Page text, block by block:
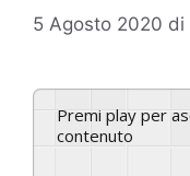
5 Agosto 2020 di
Premi play per ascoltare questo
contenuto